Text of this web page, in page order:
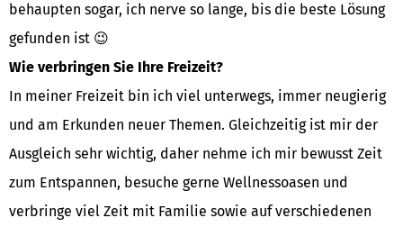
behaupten sogar, ich nerve so lange, bis die beste Lösung
gefunden ist 😉
Wie verbringen Sie Ihre Freizeit?
In meiner Freizeit bin ich viel unterwegs, immer neugierig
und am Erkunden neuer Themen. Gleichzeitig ist mir der
Ausgleich sehr wichtig, daher nehme ich mir bewusst Zeit
zum Entspannen, besuche gerne Wellnessoasen und
verbringe viel Zeit mit Familie sowie auf verschiedenen